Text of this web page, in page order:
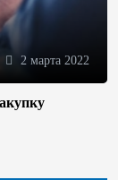
2 марта 2022